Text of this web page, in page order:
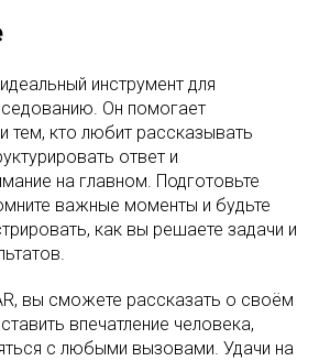
инструмент для
Он помогает
тем, кто любит рассказывать
ответ и
на главном. Подготовьте
важные моменты и будьте
как вы решаете задачи и
вы сможете рассказать о своём
впечатление человека,
с любыми вызовами. Удачи на